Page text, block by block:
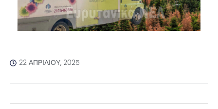
22 ΑΠΡΙΛΊΟΥ, 2025